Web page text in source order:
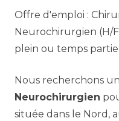
Offre d'emploi :
Neurochirurgien (H/
plein ou temps
Nous recherchons
Neurochirurgien
située dans le Nord,